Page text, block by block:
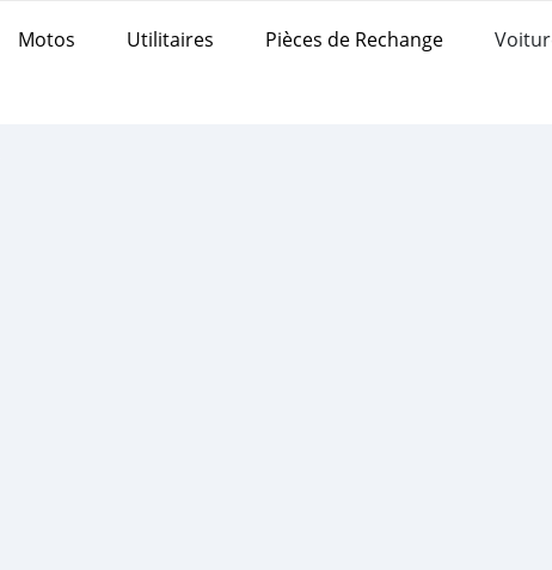
Motos Utilitaires Pièces de Rechange